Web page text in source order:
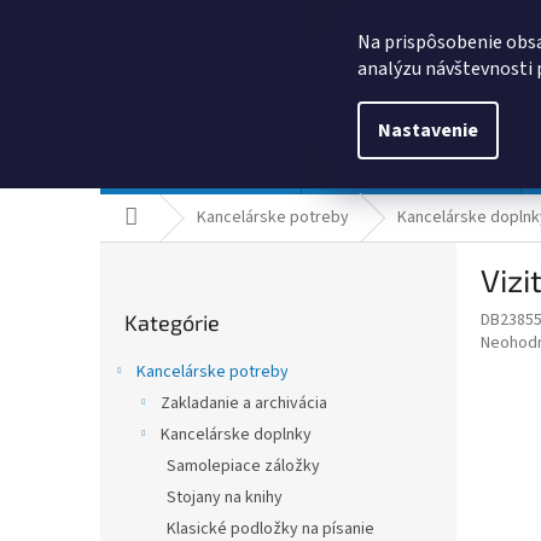
Na prispôsobenie
analýzu návštevnosti
Nastavenie
DomovKancelárske potreby Kancelárske
kategórie
Kategórie
Kancelárske potreby
Zakladanie a archivácia
Kancelárske doplnky
Samolepiace záložky
Stojany na knihy
Klasické podložky na písanie